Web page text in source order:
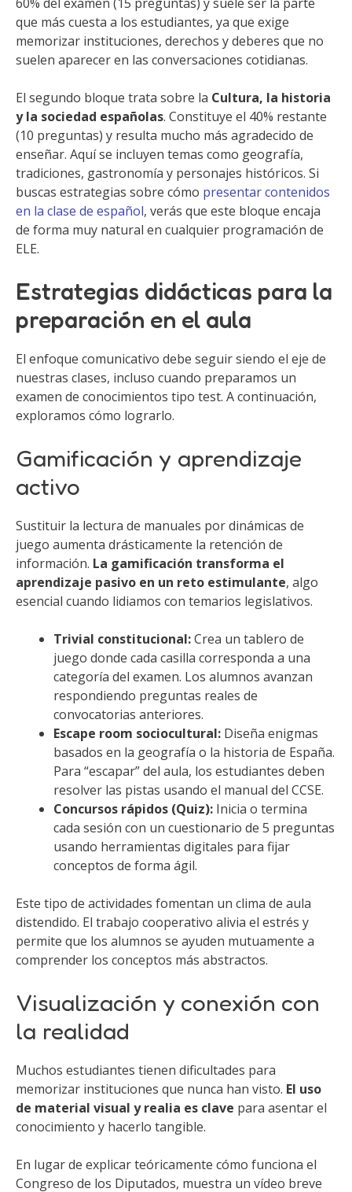
que más cuesta a los estudiantes, ya que exige
memorizar instituciones, derechos y deberes que no
suelen aparecer en las conversaciones cotidianas.
El segundo bloque trata sobre la Cultura, la historia
y la sociedad españolas. Constituye el 40% restante
(10 preguntas) y resulta mucho más agradecido de
enseñar. Aquí se incluyen temas como geografía,
tradiciones, gastronomía y personajes históricos. Si
buscas estrategias sobre cómo presentar contenidos
en la clase de español, verás que este bloque encaja
de forma muy natural en cualquier programación de
ELE.
Estrategias didácticas para la
preparación en el aula
El enfoque comunicativo debe seguir siendo el eje de
nuestras clases, incluso cuando preparamos un
examen de conocimientos tipo test. A continuación,
exploramos cómo lograrlo.
Gamificación y aprendizaje
activo
Sustituir la lectura de manuales por dinámicas de
juego aumenta drásticamente la retención de
información. La gamificación transforma el
aprendizaje pasivo en un reto estimulante, algo
esencial cuando lidiamos con temarios legislativos.
Trivial constitucional:Crea un tablero de
juego donde cada casilla corresponda a una
categoría del examen. Los alumnos avanzan
respondiendo preguntas reales de
convocatorias anteriores.
Escape room sociocultural: Diseña enigmas
basados en la geografía o la historia de España.
Para “escapar” del aula, los estudiantes deben
resolver las pistas usando el manual del CCSE.
Concursos rápidos (Quiz): Inicia o termina
cada sesión con un cuestionario de 5 preguntas
usando herramientas digitales para fijar
conceptos de forma ágil.
Este tipo de actividades fomentan un clima de aula
distendido. El trabajo cooperativo alivia el estrés y
permite que los alumnos se ayuden mutuamente a
comprender los conceptos más abstractos.
Visualización y conexión con
la realidad
Muchos estudiantes tienen dificultades para
memorizar instituciones que nunca han visto. El uso
de material visual y realia es clave para asentar el
conocimiento y hacerlo tangible.
En lugar de explicar teóricamente cómo funciona el
Congreso de los Diputados, muestra un vídeo breve